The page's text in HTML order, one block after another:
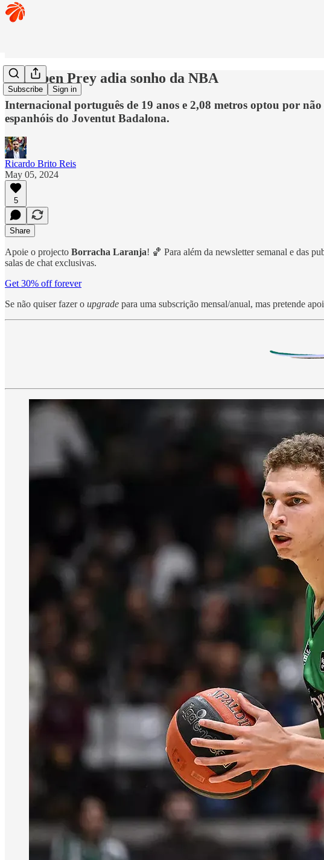
Subscribe Sign in
🏀 Rúben Prey adia sonho da NBA
Internacional português de 19 anos e 2,08 metros optou por
espanhóis do Joventut Badalona.
Ricardo Brito Reis
May 05, 2024
5
Share
Apoie o projecto Borracha Laranja! 🏀 Para além da newsletter semanal e das
salas de chat exclusivas.
Get 30% off forever
Se não quiser fazer o upgrade para uma subscrição mensal/anual, mas pretende